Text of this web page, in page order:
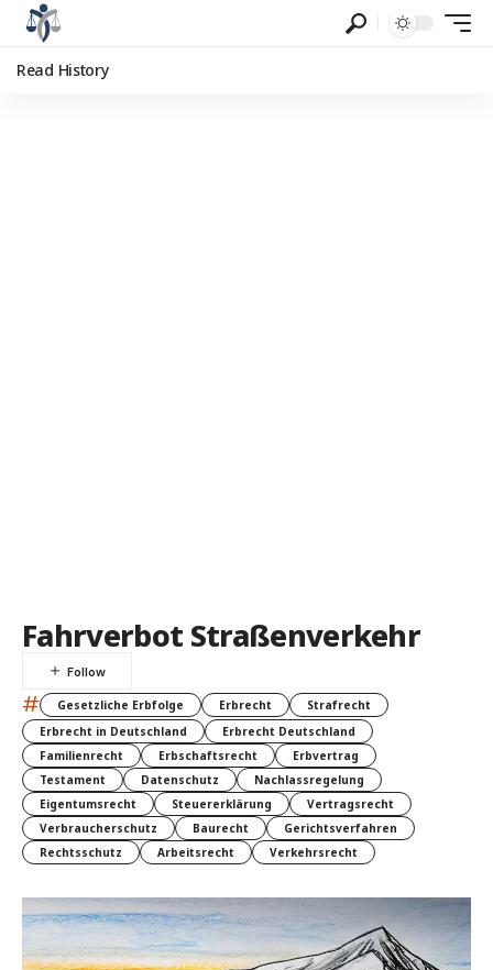
Read History
Fahrverbot Straßenverkehr
# Gesetzliche Erbfolge Erbrecht
Strafrecht
Erbrecht in Deutschland
Erbrecht Deutschland
Familienrecht
Erbschaftsrecht
Erbvertrag
Testament
Datenschutz
Nachlassregelung
Eigentumsrecht
Steuererklärung
Vertragsrecht
Verbraucherschutz
Baurecht
Gerichtsverfahren
Rechtsschutz
Arbeitsrecht Verkehrsrecht